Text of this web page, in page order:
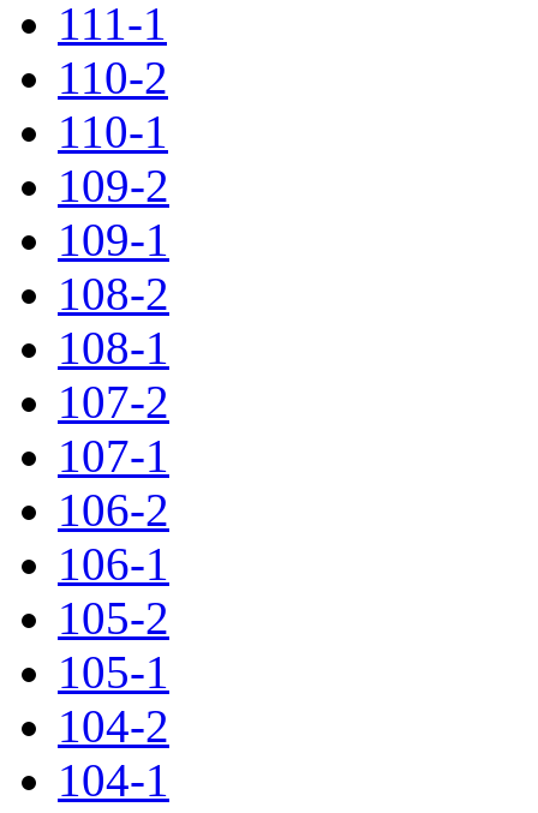
111-1
110-2
110-1
109-2
109-1
108-2
108-1
107-2
107-1
106-2
106-1
105-2
105-1
104-2
104-1